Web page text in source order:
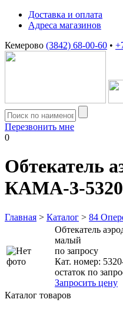
Доставка и оплата
Адреса магазинов
Кемерово (3842) 68-00-60 •
Перезвонить мне
0
Обтекатель
КАМА-3-
Главная > Каталог > 84
Обтекатель
малый
по запросу
Кат. номер:
остаток по
Запросить цену
Каталог товаров